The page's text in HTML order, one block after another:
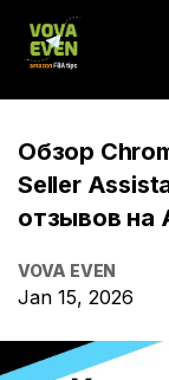
Обзор
Seller
отзывов на
VOVA EVEN
Jan 15, 2026